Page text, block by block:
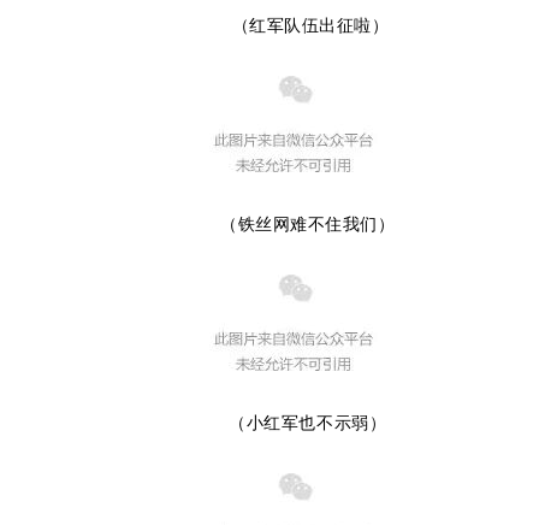
（红军队伍出征啦）
（铁丝网难不住我们）
（小红军也不示弱）